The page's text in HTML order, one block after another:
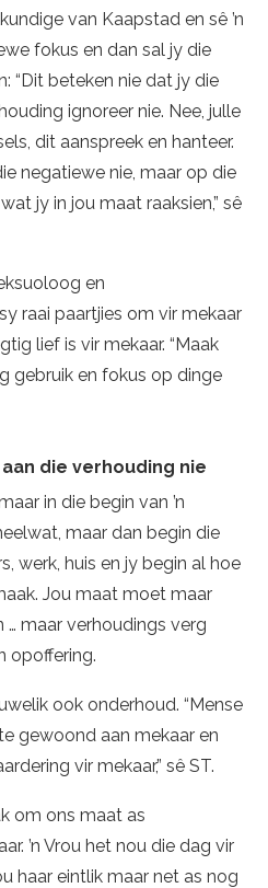
van Kaapstad en sê ’n
fokus en dan sal jy die
“Dit beteken nie dat jy die
ignoreer nie. Nee, julle
dit aanspreek en hanteer.
negatiewe nie, maar op die
jy in jou maat raaksien,” sê
en
raai paartjies om vir mekaar
lief is vir mekaar. “Maak
gebruik en fokus op dinge
die verhouding nie
in die begin van ’n
maar dan begin die
werk, huis en jy begin al hoe
Jou maat moet maar
maar verhoudings verg
opoffering.
ook onderhoud. “Mense
gewoond aan mekaar en
vir mekaar,” sê ST.
om ons maat as
’n Vrou het nou die dag vir
haar eintlik maar net as nog